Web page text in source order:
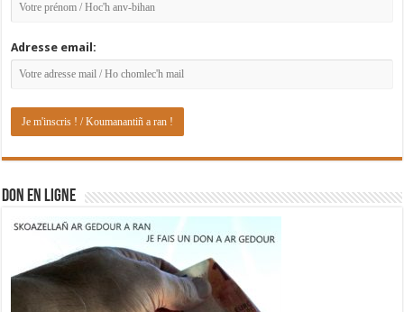
Adresse email:
DON EN LIGNE